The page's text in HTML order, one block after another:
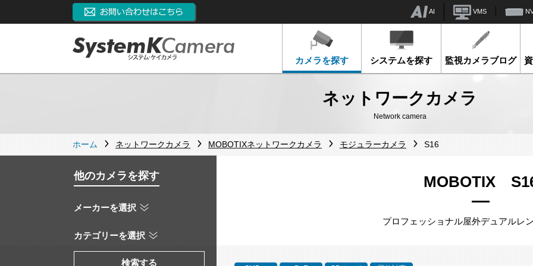
AI VMS
カメラを探す システムを探す 監視カメラブログ
ネットワークカメラ
Network camera
ホーム ネットワークカメラ MOBOTIXネットワークカメラ モジュラーカメラ S16
MOBOTIX
プロフェッショナル屋外デュアルレ
他のカメラを探す
メーカーを選択
カテゴリーを選択
検索する